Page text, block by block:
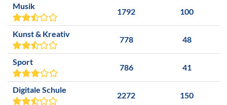
Musik
1792 100
Kunst & Kreativ
778 48
Sport
786 41
Digitale Schule
2272 150